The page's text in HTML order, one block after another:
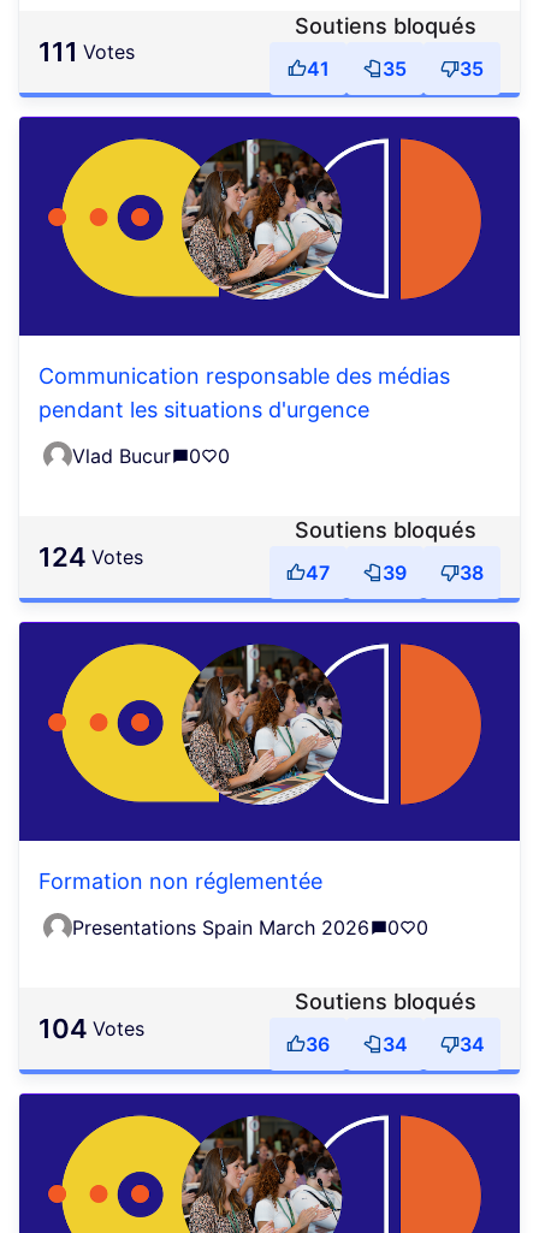
111 votes
Soutiens bloqués
41 35 35
Communication responsable des médias
pendant les situations d'urgence
Vlad Bucur 0 0
124 votes
Soutiens bloqués
47 39 38
Formation non réglementée
Presentations Spain March 2026 0 0
104 votes
Soutiens bloqués
36 34 34